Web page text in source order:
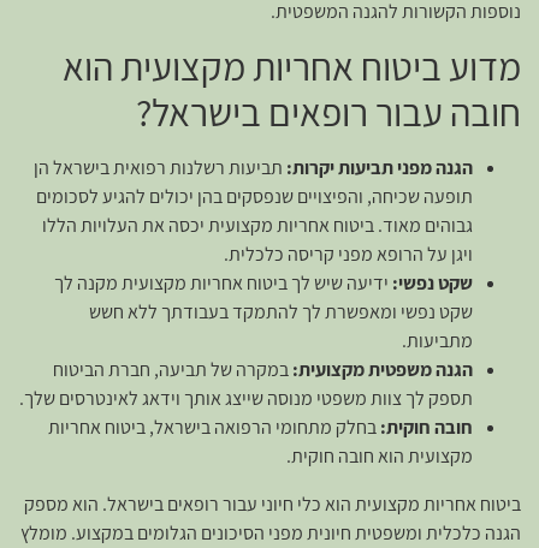
נוספות הקשורות להגנה המשפטית.
מדוע ביטוח אחריות מקצועית הוא
חובה עבור רופאים בישראל?
הגנה מפני תביעות יקרות: תביעות רשלנות רפואית בישראל הן
תופעה שכיחה, והפיצויים שנפסקים בהן יכולים להגיע לסכומים
גבוהים מאוד. ביטוח אחריות מקצועית יכסה את העלויות הללו
ויגן על הרופא מפני קריסה כלכלית.
שקט נפשי: ידיעה שיש לך ביטוח אחריות מקצועית מקנה לך
שקט נפשי ומאפשרת לך להתמקד בעבודתך ללא חשש
מתביעות.
הגנה משפטית מקצועית:במקרה של תביעה, חברת הביטוח
תספק לך צוות משפטי מנוסה שייצג אותך וידאג לאינטרסים שלך.
חובה חוקית:בחלק מתחומי הרפואה בישראל, ביטוח אחריות
מקצועית הוא חובה חוקית.
ביטוח אחריות מקצועית הוא כלי חיוני עבור רופאים בישראל. הוא מספק
הגנה כלכלית ומשפטית חיונית מפני הסיכונים הגלומים במקצוע. מומלץ